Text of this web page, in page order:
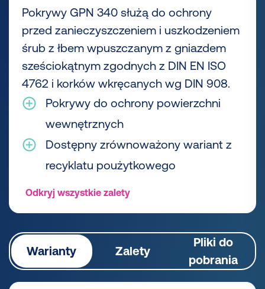
Pokrywy GPN 340 służą do ochrony
przed zanieczyszczeniem i uszkodzeniem
śrub z łbem wpuszczanym z gniazdem
sześciokątnym zgodnych z DIN EN ISO
4762 i korków wkręcanych wg DIN 908.
Pokrywy do ochrony powierzchni
wewnętrznych
Dostępny zrównoważony wariant z
recyklatu poużytkowego
Odkryj wszystkie zalety
Warianty Zalety
Pliki do
pobrania